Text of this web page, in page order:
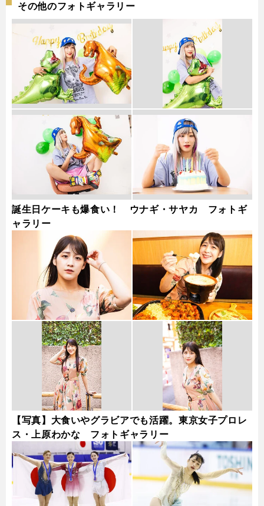
その他のフォトギャラリー
誕生日ケーキも爆食い！ ウナギ・サヤカ フォトギ
ャラリー
【写真】大食いやグラビアでも活躍。東京女子プロレ
ス・上原わかな フォトギャラリー